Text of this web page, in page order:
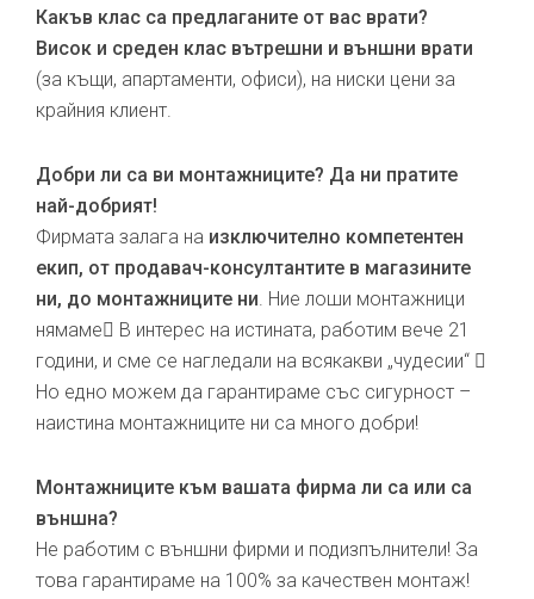
Какъв клас са предлаганите от вас врати?
Висок и среден клас вътрешни и външни врати
(за къщи, апартаменти, офиси), на ниски цени за
крайния клиент.
Добри ли са ви монтажниците? Да ни пратите
най-добрият!
Фирмата залага на изключително компетентен
екип, от продавач-консултантите в магазините
ни, до монтажниците ни. Ние лоши монтажници
нямаме В интерес на истината, работим вече 21
години, и сме се нагледали на всякакви „чудесии“ 
Но едно можем да гарантираме със сигурност –
наистина монтажниците ни са много добри!
Монтажниците към вашата фирма ли са или са
външна?
Не работим с външни фирми и подизпълнители! За
това гарантираме на 100% за качествен монтаж!